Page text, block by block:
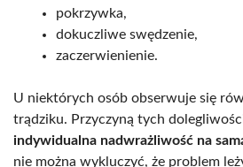
pokrzywka,
dokuczliwe swędzenie,
zaczerwienienie.
U niektórych osób obserwuje się
trądziku. Przyczyną tych
indywidualna nadwrażliwość na
nie można wykluczyć, że problem